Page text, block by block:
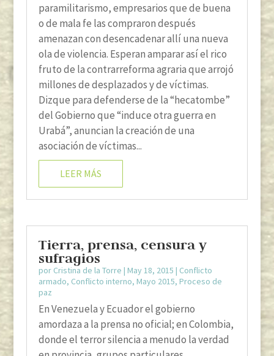
paramilitarismo, empresarios que de buena
o de mala fe las compraron después
amenazan con desencadenar allí una nueva
ola de violencia. Esperan amparar así el rico
fruto de la contrarreforma agraria que arrojó
millones de desplazados y de víctimas.
Dizque para defenderse de la “hecatombe”
del Gobierno que “induce otra guerra en
Urabá”, anuncian la creación de una
asociación de víctimas...
LEER MÁS
Tierra, prensa, censura y
sufragios
por Cristina de la Torre | May 18, 2015 | Conflicto
armado, Conflicto interno, Mayo 2015, Proceso de
paz
En Venezuela y Ecuador el gobierno
amordaza a la prensa no oficial; en Colombia,
donde el terror silencia a menudo la verdad